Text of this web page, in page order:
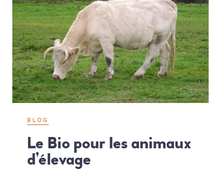
BLOG
Le Bio pour les animaux
d’élevage